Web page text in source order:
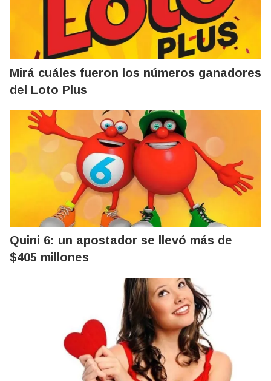
Mirá cuáles fueron los números ganadores
del Loto Plus
Quini 6: un apostador se llevó más de
$405 millones